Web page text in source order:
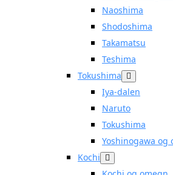
Naoshima
Shodoshima
Takamatsu
Teshima
Tokushima
Iya-dalen
Naruto
Tokushima
Yoshinogawa og
Kochi